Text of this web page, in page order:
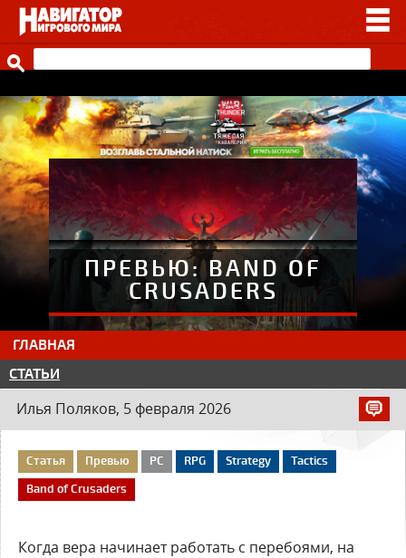
ВИДЕО
СТАТЬИ
ИГРЫ
ПРОЧЕЕ
ИГРЫ ОТ НАШИХ
ПРЕВЬЮ: BAND OF
CRUSADERS
ГЛАВНАЯ
СТАТЬИ
Илья Поляков, 5 февраля 2026
Статья Превью PC RPG Strategy
Tactics
Band of Crusaders
Когда вера начинает работать с перебоями, на